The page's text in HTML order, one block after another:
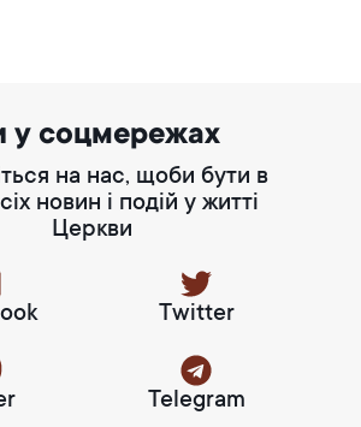
у соцмережах
на нас, щоби бути в
новин і подій у житті
Церкви
Twitter
Telegram